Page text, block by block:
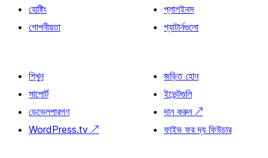
হোষ্টিং
গোপনীয়তা
প্লাগইনস
প্যাটার্নগুলো
শিখুন
সাপোর্ট
ডেভেলপারগণ
WordPress.tv ↗
জড়িত হোন
ইভেন্টগুলি
দান করুন ↗
ফাইভ ফর দ্য ফিউচার